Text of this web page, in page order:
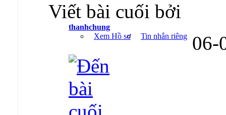
Viết bài cuối bởi
thanhchung
Xem Hồ sơ
Tin nhắn riêng 06-